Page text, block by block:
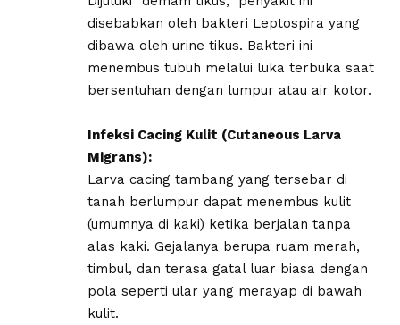
disebabkan oleh bakteri Leptospira yang
dibawa oleh urine tikus. Bakteri ini
menembus tubuh melalui luka terbuka saat
bersentuhan dengan lumpur atau air kotor.
Infeksi Cacing Kulit (Cutaneous Larva
Migrans):
Larva cacing tambang yang tersebar di
tanah berlumpur dapat menembus kulit
(umumnya di kaki) ketika berjalan tanpa
alas kaki. Gejalanya berupa ruam merah,
timbul, dan terasa gatal luar biasa dengan
pola seperti ular yang merayap di bawah
kulit.